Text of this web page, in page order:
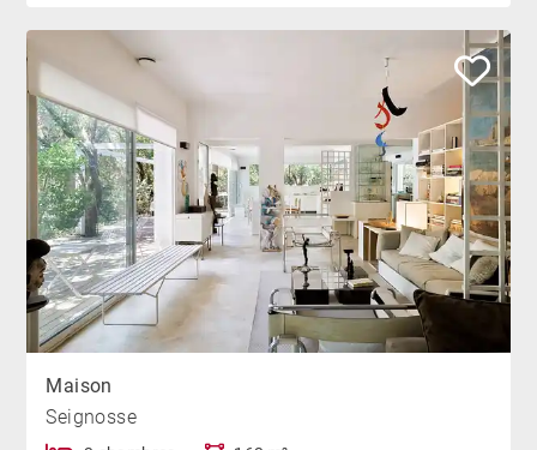
Maison
Seignosse